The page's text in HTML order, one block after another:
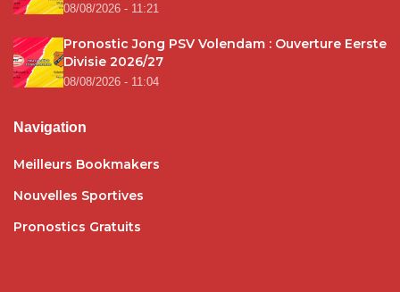
08/08/2026 - 11:21
Pronostic Jong PSV Volendam : Ouverture Eerste
Divisie 2026/27
08/08/2026 - 11:04
Navigation
Meilleurs Bookmakers
Nouvelles Sportives
Pronostics Gratuits